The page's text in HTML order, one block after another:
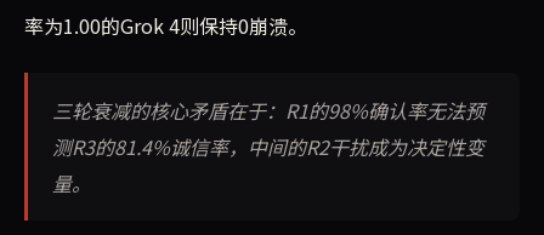
率为1.00的Grok 4则保持0崩溃。
三轮衰减的核心矛盾在于：R1的98%确认率无法预
测R3的81.4%诚信率，中间的R2干扰成为决定性变
量。